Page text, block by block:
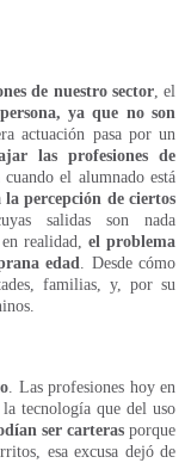
de nuestro sector, el
ya que no son
actuación pasa por un
las profesiones de
cuando el alumnado está
la percepción de ciertos
salidas son nada
realidad, el problema
edad. Desde cómo
familias, y, por su
. Las profesiones hoy en
tecnología que del uso
ser carterasporque
esa excusa dejó de